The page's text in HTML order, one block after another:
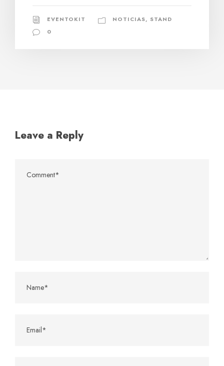
EVENTOKIT NOTICIAS, STAND
0
Leave a Reply